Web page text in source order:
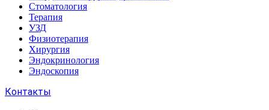
Стоматология
Терапия
УЗД
Физиотерапия
Хирургия
Эндокринология
Эндоскопия
Контакты